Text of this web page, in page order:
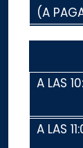
(A
A LAS
A LAS